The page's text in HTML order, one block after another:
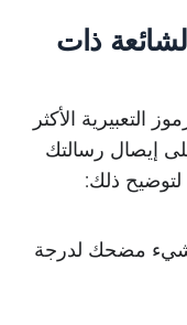
ذات
التعبيرية الأكثر
إيصال رسالتك
لتوضيح ذلك:
مضحك لدرجة